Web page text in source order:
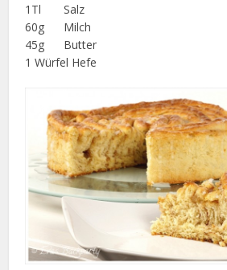
1Tl Salz
60g Milch
45g Butter
1 Würfel Hefe